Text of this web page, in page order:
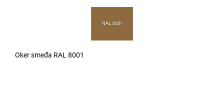
Oker smeđa RAL 8001